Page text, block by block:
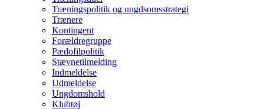
Træningspolitik og ungdsomsstrategi
Trænere
Kontingent
Forældregruppe
Pædofilpolitik
Stævnetilmelding
Indmeldelse
Udmeldelse
Ungdomshold
Klubtøj